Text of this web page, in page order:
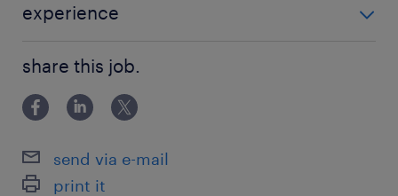
派遣先の特徴
能性あり）なので、プライベートの時間もしっか
り確保しながら高収入が叶います！
JR／新前橋駅（徒歩15分）
experience
・Word／Excelの基本操作（入力・編集程度）
share this job.
send via e-mail
print it